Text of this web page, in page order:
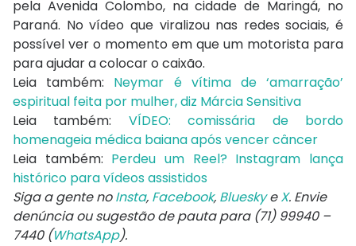
pela Avenida Colombo, na cidade de Maringá, no
Paraná. No vídeo que viralizou nas redes sociais, é
possível ver o momento em que um motorista para
para ajudar a colocar o caixão.
Leia também: Neymar é vítima de ‘amarração’
espiritual feita por mulher, diz Márcia Sensitiva
Leia também: VÍDEO: comissária de bordo
homenageia médica baiana após vencer câncer
Leia também: Perdeu um Reel? Instagram lança
histórico para vídeos assistidos
Siga a gente noInsta, Facebook, BlueskyeX. Envie
denúncia ou sugestão de pauta para (71) 99940 –
7440 (WhatsApp).